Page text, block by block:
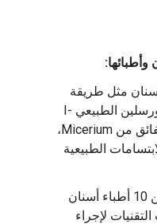
مثل طريقة
التبييض الأمريكية Beyond وتقنية البورسلين الطبيعي I-
Max ونظام Smile-to-Go الجمالي الفائق من Micerium،
الطبيعية
- تضم العيادة فريقًا مكونًا من أكثر من 10 أطباء أسنان
لإجراء